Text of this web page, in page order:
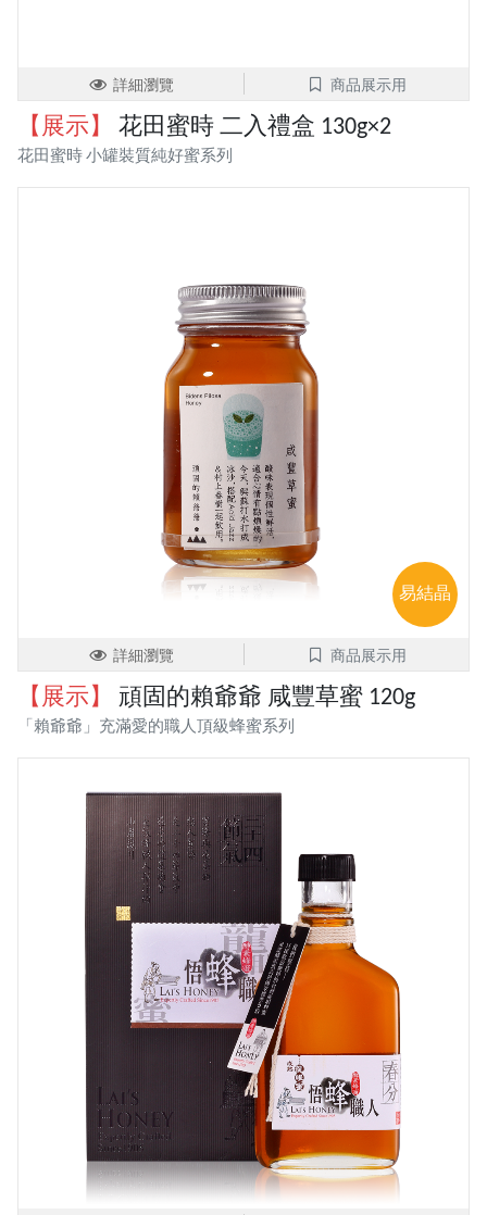
詳細瀏覽 商品展示用
【展示】 花田蜜時 二入禮盒 130g×2
花田蜜時 小罐裝質純好蜜系列
易結晶
詳細瀏覽 商品展示用
【展示】 頑固的賴爺爺 咸豐草蜜 120g
「賴爺爺」充滿愛的職人頂級蜂蜜系列